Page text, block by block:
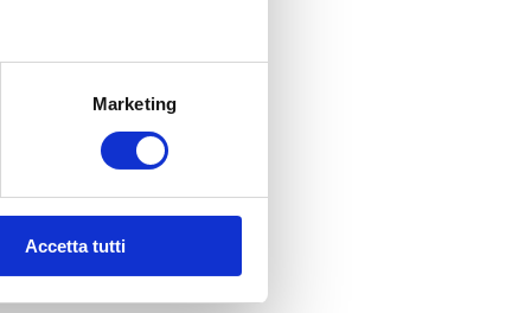
Marketing
Accetta tutti